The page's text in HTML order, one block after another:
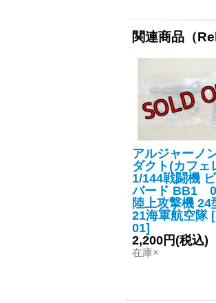
関連商品（
アルジャーノ
ダクト(カフェ
1/144戦闘機
バード BB1
陸上攻撃機 24
21海軍航空隊 [
01]
2,200円(税込)
在庫×